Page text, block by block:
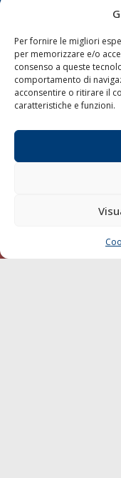
Per fornire le migliori
per memorizzare e/o
consenso a queste
comportamento di
acconsentire o ritirare il
caratteristiche e funzioni.